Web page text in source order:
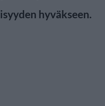
hyväkseen.